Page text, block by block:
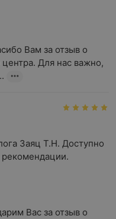
Вам за отзыв о
Для нас важно,
Заяц Т.Н. Доступно
Вас за отзыв о